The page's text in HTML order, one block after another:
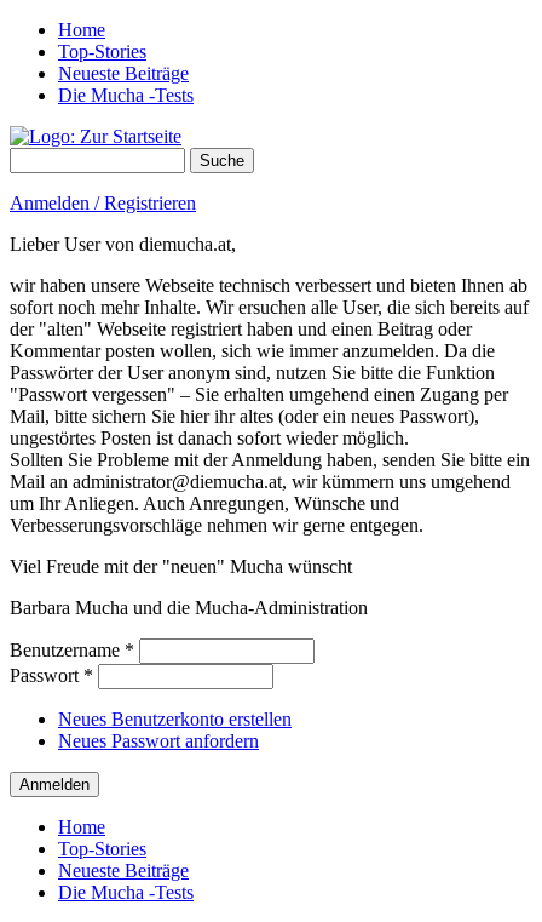
Home
Top-Stories
Neueste Beiträge
Die Mucha -Tests
Anmelden / Registrieren
Lieber User von diemucha.at,
wir haben unsere Webseite technisch verbessert und bieten Ihnen ab
sofort noch mehr Inhalte. Wir ersuchen alle User, die sich bereits auf
der "alten" Webseite registriert haben und einen Beitrag oder
Kommentar posten wollen, sich wie immer anzumelden. Da die
Passwörter der User anonym sind, nutzen Sie bitte die Funktion
"Passwort vergessen" – Sie erhalten umgehend einen Zugang per
Mail, bitte sichern Sie hier ihr altes (oder ein neues Passwort),
ungestörtes Posten ist danach sofort wieder möglich.
Sollten Sie Probleme mit der Anmeldung haben, senden Sie bitte ein
Mail an administrator@diemucha.at, wir kümmern uns umgehend
um Ihr Anliegen. Auch Anregungen, Wünsche und
Verbesserungsvorschläge nehmen wir gerne entgegen.
Viel Freude mit der "neuen" Mucha wünscht
Barbara Mucha und die Mucha-Administration
Benutzername *
Passwort *
Neues Benutzerkonto erstellen
Neues Passwort anfordern
Home
Top-Stories
Neueste Beiträge
Die Mucha -Tests